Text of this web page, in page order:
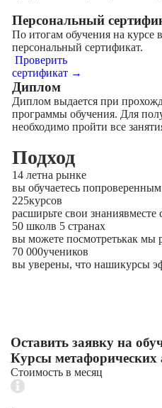
Персональный
По итогам обучения на курсе
персональный сертификат.
Проверить
сертификат →
Диплом
Диплом выдается при
программы обучения. Для
необходимо пройти все
Подход
14 летна рынке
вы обучаетесь по
225курсов
расширьте свои знаниявместе
50 школв 5 странах
вы можете посмотретькак мы
70 000учеников
вы уверены, что нашикурсы
Оставить заявку на
Курсы метафорических
Стоимость в месяц